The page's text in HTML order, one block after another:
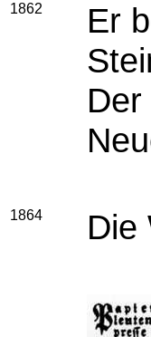
1862
Er
1864 Die